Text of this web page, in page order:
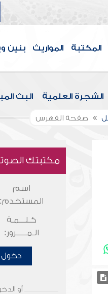
المكتبة المواريث بنين
الشجرة العلمية البث
صفحة الفهرس
مكتبتك
اسم
المستخدم:
كـلـــمـة
الـمـــــرور:
دخول
أو